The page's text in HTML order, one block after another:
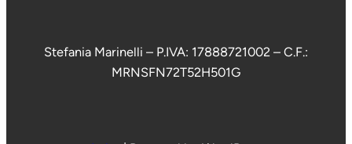
Stefania Marinelli – P.IVA: 17888721002 – C.F.:
MRNSFN72T52H501G